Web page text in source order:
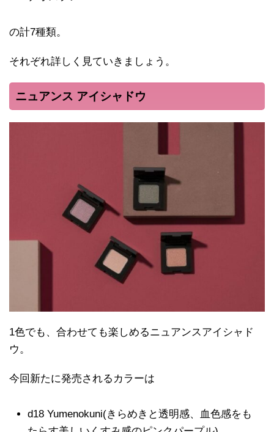
の計7種類。
それぞれ詳しく見ていきましょう。
ニュアンス アイシャドウ
1色でも、合わせても楽しめるニュアンスアイシャド
ウ。
今回新たに発売されるカラーは
d18 Yumenokuni(きらめきと透明感、血色感をも